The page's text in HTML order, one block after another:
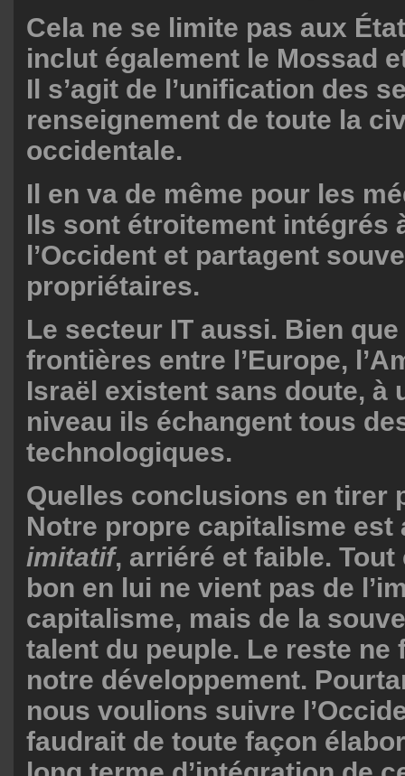
Cela ne se limite pas aux
inclut également le Mossad
Il s’agit de l’unification des
renseignement de toute la
occidentale.
Il en va de même pour les
Ils sont étroitement intégrés
l’Occident et partagent
propriétaires.
Le secteur IT aussi. Bien
frontières entre l’Europe,
Israël existent sans doute, à
niveau ils échangent tous
technologiques.
Quelles conclusions en tirer
Notre propre capitalisme est
imitatif, arriéré et faible. Tout
bon en lui ne vient pas de
capitalisme, mais de la
talent du peuple. Le reste ne
notre développement.
nous voulions suivre
faudrait de toute façon